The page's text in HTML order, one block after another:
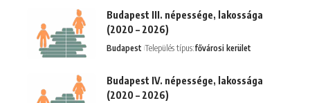
Budapest III. népessége, lakossága
(2020 – 2026)
Budapest Település típus:fővárosi kerület
Budapest IV. népessége, lakossága
(2020 – 2026)